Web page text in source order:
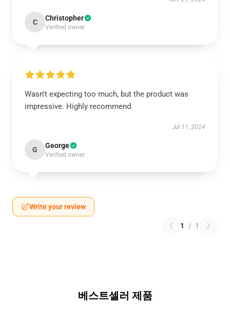
C Christopher
Verified owner
Wasn't expecting too much, but the product was
impressive. Highly recommend.
Jul 11, 2024
G George
Verified owner
Write your review
1 / 1
베스트셀러 제품